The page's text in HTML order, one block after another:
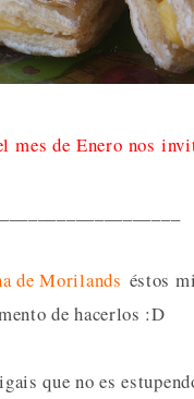
mes de Enero nos
de Morilands éstos
de hacerlos :D
que no es